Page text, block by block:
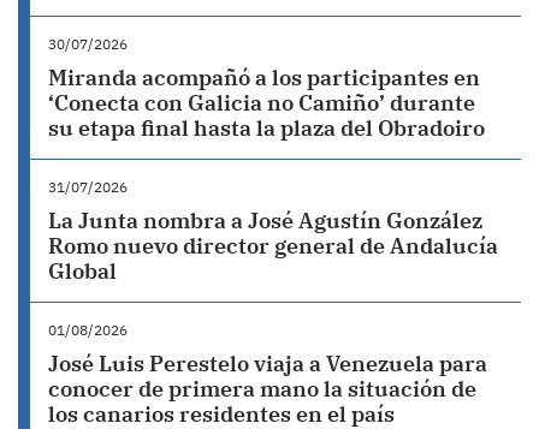
30/07/2026
Miranda acompañó a los participantes en
‘Conecta con Galicia no Camiño’ durante
su etapa final hasta la plaza del Obradoiro
31/07/2026
La Junta nombra a José Agustín González
Romo nuevo director general de Andalucía
Global
01/08/2026
José Luis Perestelo viaja a Venezuela para
conocer de primera mano la situación de
los canarios residentes en el país